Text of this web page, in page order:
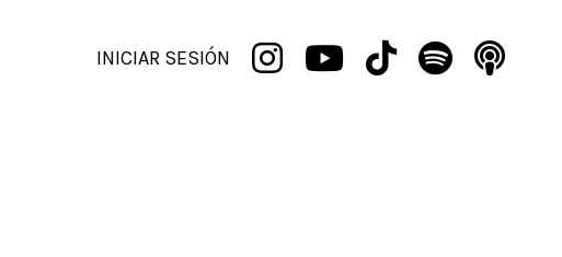
INICIAR SESIÓN